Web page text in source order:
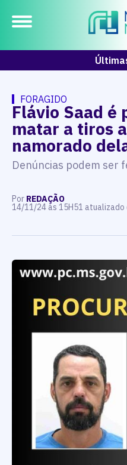
FORAGIDO
Flávio Saad é
matar a tiros
namorado
Denúncias podem ser
Por REDAÇÃO
14/11/24 às 15H51 atualizado